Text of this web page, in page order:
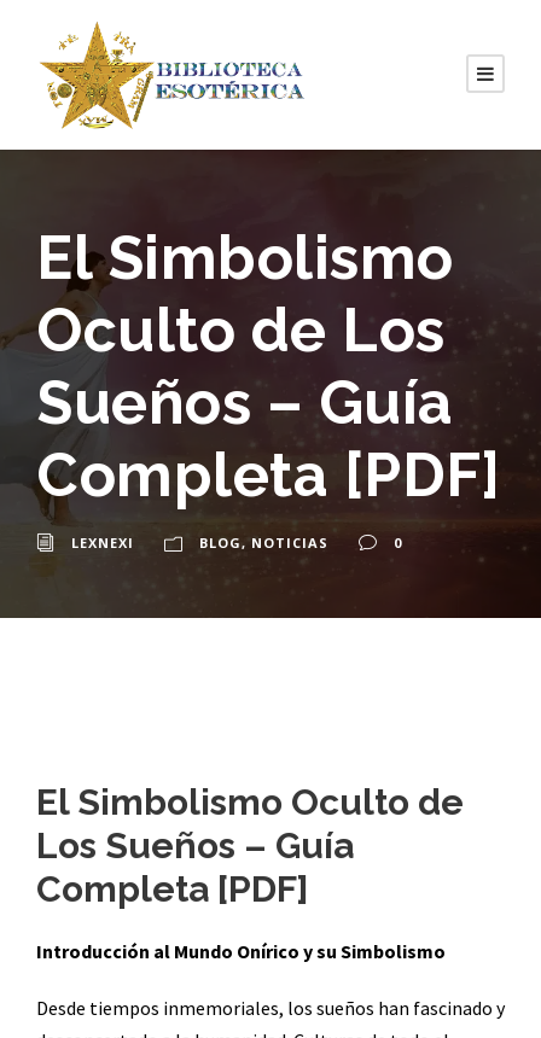
El Simbolismo
Oculto de Los
Sueños – Guía
Completa [PDF]
LEXNEXI BLOG, NOTICIAS 0
El Simbolismo Oculto de
Los Sueños – Guía
Completa [PDF]
Introducción al Mundo Onírico y su Simbolismo
Desde tiempos inmemoriales, los sueños han fascinado y